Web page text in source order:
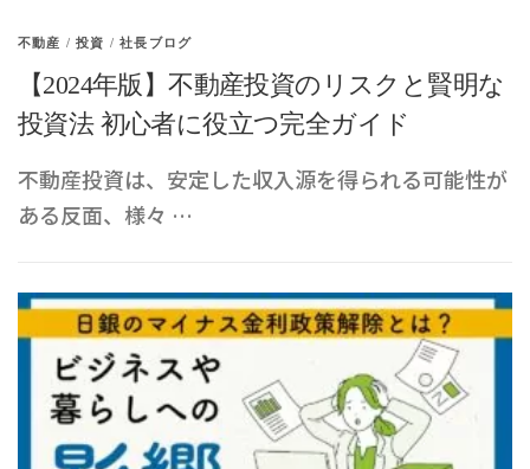
不動産 /投資 /社長ブログ
【2024年版】不動産投資のリスクと賢明な
投資法 初心者に役立つ完全ガイド
不動産投資は、安定した収入源を得られる可能性が
ある反面、様々 …